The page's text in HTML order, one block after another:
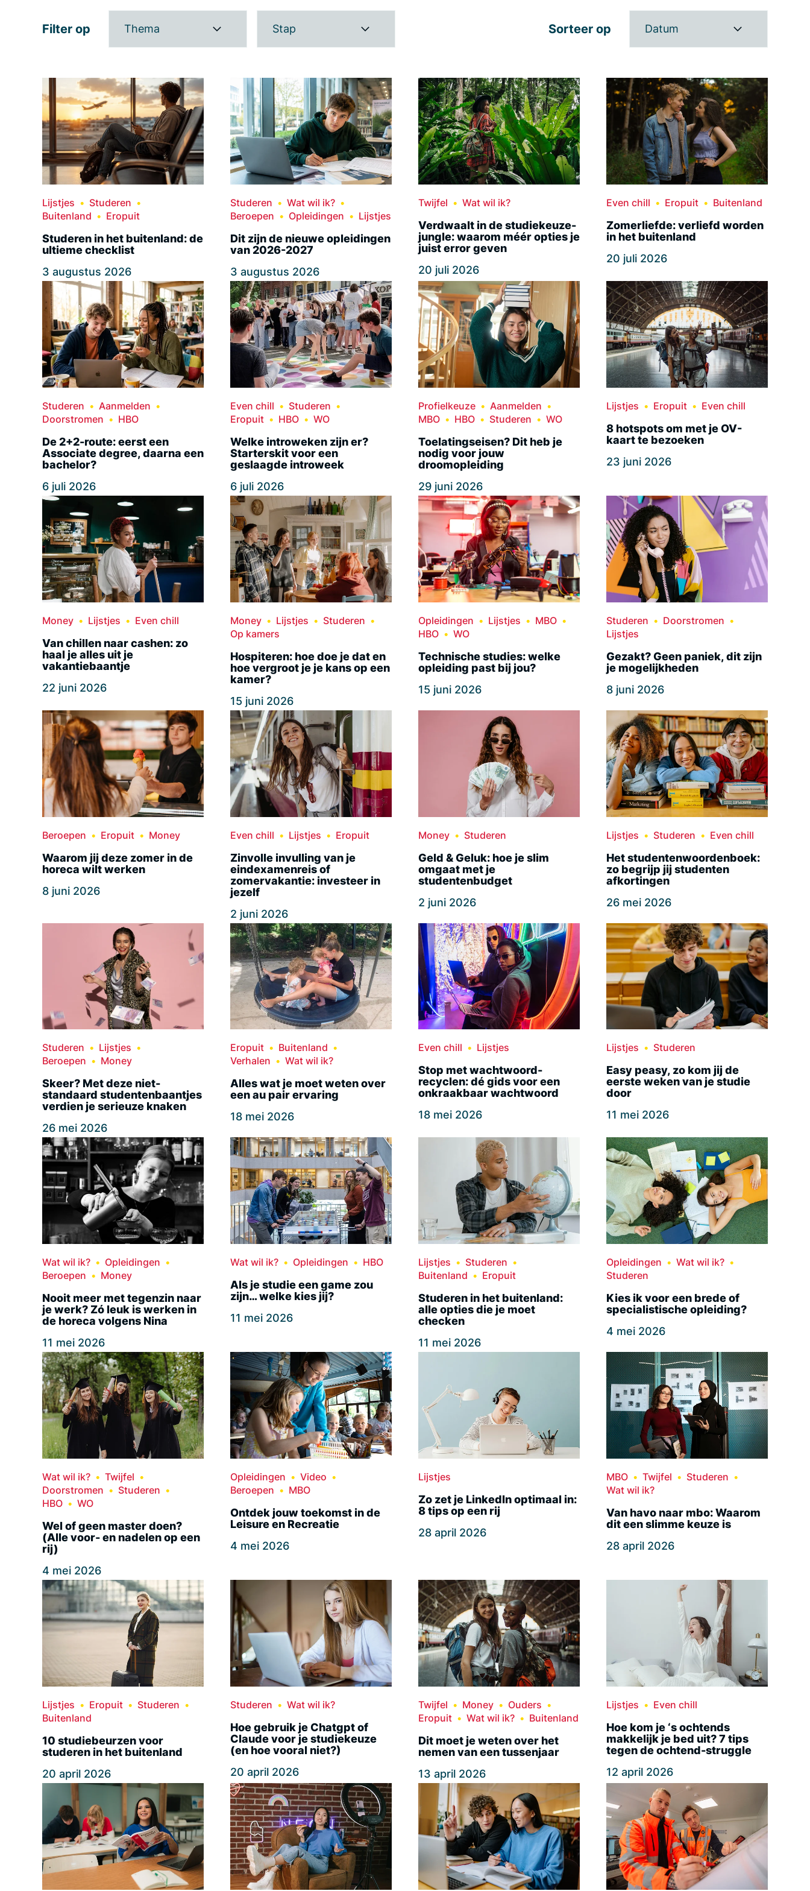
Filter op Thema Stap Sorteer op Datum
Lijstjes
Studeren
Buitenland
Eropuit
Studeren in het buitenland: de
ultieme checklist
3 augustus 2026
Studeren
Wat wil ik?
Beroepen
Opleidingen Lijstjes
Dit zijn de nieuwe opleidingen
van 2026-2027
3 augustus 2026
Twijfel Wat wil ik?
Verdwaalt in de studiekeuze-
jungle: waarom méér opties je
juist error geven
20 juli 2026
Even chill Eropuit Buitenland
Zomerliefde: verliefd worden
in het buitenland
20 juli 2026
Studeren
Aanmelden
Doorstromen
HBO
De 2+2-route: eerst een
Associate degree, daarna een
bachelor?
6 juli 2026
Even chill
Studeren
Eropuit
HBO WO
Welke introweken zijn er?
Starterskit voor een
geslaagde introweek
6 juli 2026
Profielkeuze
Aanmelden
MBO
HBO Studeren WO
Toelatingseisen? Dit heb je
nodig voor jouw
droomopleiding
29 juni 2026
Lijstjes Eropuit Even chill
8 hotspots om met je OV-
kaart te bezoeken
23 juni 2026
Money Lijstjes Even chill
Van chillen naar cashen: zo
haal je alles uit je
vakantiebaantje
22 juni 2026
Money Lijstjes
Studeren
Op kamers
Hospiteren: hoe doe je dat en
hoe vergroot je je kans op een
kamer?
15 juni 2026
Opleidingen Lijstjes
MBO
HBO
WO
Technische studies: welke
opleiding past bij jou?
15 juni 2026
Studeren
Doorstromen
Lijstjes
Gezakt? Geen paniek, dit zijn
je mogelijkheden
8 juni 2026
Beroepen Eropuit Money
Waarom jij deze zomer in de
horeca wilt werken
8 juni 2026
Even chill Lijstjes Eropuit
Zinvolle invulling van je
eindexamenreis of
zomervakantie: investeer in
jezelf
2 juni 2026
Money Studeren
Geld & Geluk: hoe je slim
omgaat met je
studentenbudget
2 juni 2026
Lijstjes Studeren Even chill
Het studentenwoordenboek:
zo begrijp jij studenten
afkortingen
26 mei 2026
Studeren
Lijstjes
Beroepen
Money
Skeer? Met deze niet-
standaard studentenbaantjes
verdien je serieuze knaken
26 mei 2026
Eropuit
Buitenland
Verhalen
Wat wil ik?
Alles wat je moet weten over
een au pair ervaring
18 mei 2026
Even chill Lijstjes
Stop met wachtwoord-
recyclen: dé gids voor een
onkraakbaar wachtwoord
18 mei 2026
Lijstjes Studeren
Easy peasy, zo kom jij de
eerste weken van je studie
door
11 mei 2026
Wat wil ik?
Opleidingen
Beroepen
Money
Nooit meer met tegenzin naar
je werk? Zó leuk is werken in
de horeca volgens Nina
11 mei 2026
Wat wil ik? Opleidingen HBO
Als je studie een game zou
zijn… welke kies jij?
11 mei 2026
Lijstjes
Studeren
Buitenland
Eropuit
Studeren in het buitenland:
alle opties die je moet
checken
11 mei 2026
Opleidingen
Wat wil ik?
Studeren
Kies ik voor een brede of
specialistische opleiding?
4 mei 2026
Wat wil ik?
Twijfel
Doorstromen
Studeren
HBO
WO
Wel of geen master doen?
(Alle voor- en nadelen op een
rij)
4 mei 2026
Opleidingen
Video
Beroepen
MBO
Ontdek jouw toekomst in de
Leisure en Recreatie
4 mei 2026
Lijstjes
Zo zet je LinkedIn optimaal in:
8 tips op een rij
28 april 2026
MBO Twijfel
Studeren
Wat wil ik?
Van havo naar mbo: Waarom
dit een slimme keuze is
28 april 2026
Lijstjes Eropuit
Studeren
Buitenland
10 studiebeurzen voor
studeren in het buitenland
20 april 2026
Studeren Wat wil ik?
Hoe gebruik je Chatgpt of
Claude voor je studiekeuze
(en hoe vooral niet?)
20 april 2026
Twijfel Money
Ouders
Eropuit
Wat wil ik? Buitenland
Dit moet je weten over het
nemen van een tussenjaar
13 april 2026
Lijstjes Even chill
Hoe kom je ‘s ochtends
makkelijk je bed uit? 7 tips
tegen de ochtend-struggle
12 april 2026